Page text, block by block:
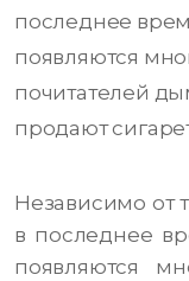
последнее
появляются
почитателей
продают
Независимо от
в последнее
появляются